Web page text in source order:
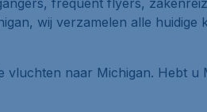
frequent flyers,
wij verzamelen alle huidige
naar Michigan. Hebt u